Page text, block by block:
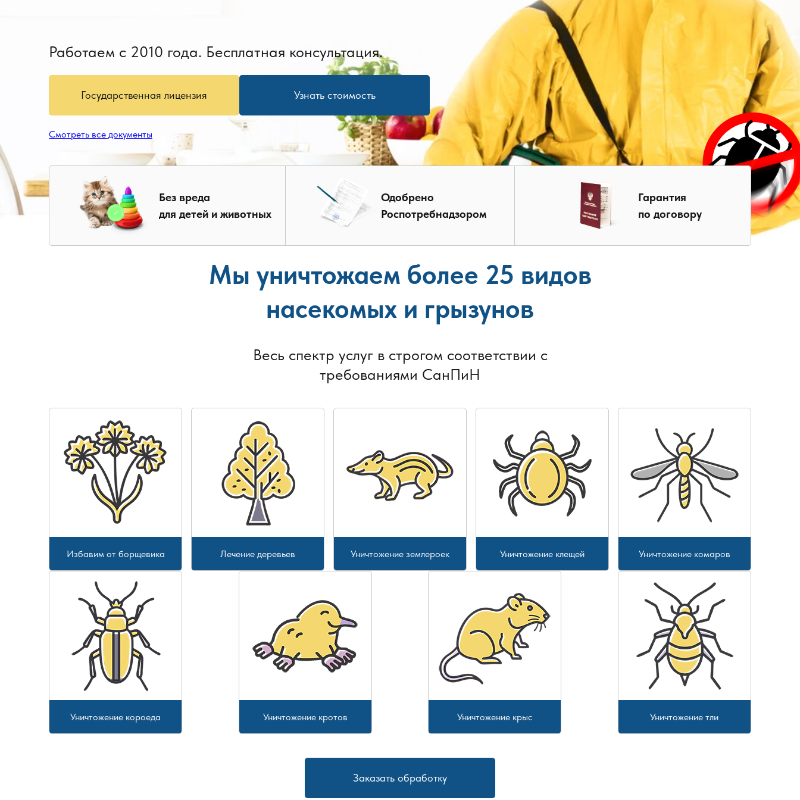
Работаем с 2010 года. Бесплатная консультация.
Государственная лицензия Узнать стоимость
Смотреть все документы
Без вреда
для детей и животных
Одобрено
Роспотребнадзором
Гарантия
по договору
Мы уничтожаем более 25 видов
насекомых и грызунов
Весь спектр услуг в строгом соответствии с
требованиями СанПиН
Избавим от борщевика Лечение деревьев Уничтожение землероек Уничтожение клещей Уничтожение комаров
Уничтожение короеда Уничтожение кротов Уничтожение крыс Уничтожение тли
Заказать обработку